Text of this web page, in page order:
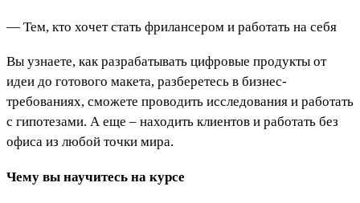
— Тем, кто хочет стать фрилансером и работать на себя
Вы узнаете, как разрабатывать цифровые продукты от
идеи до готового макета, разберетесь в бизнес-
требованиях, сможете проводить исследования и работать
с гипотезами. А еще – находить клиентов и работать без
офиса из любой точки мира.
Чему вы научитесь на курсе